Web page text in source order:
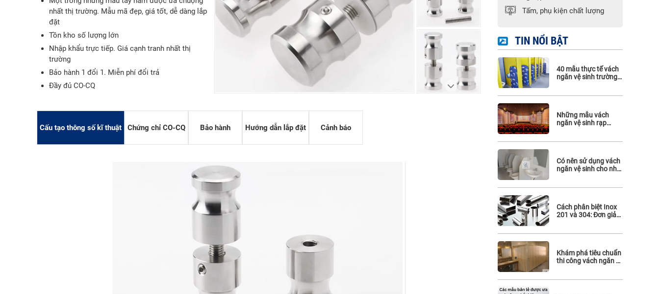
Phụ kiện Hafele
Phụ kiện Maghin
Phụ kiện inox 316
nhất thị trường. Mẫu mã đẹp, giá tốt, dễ dàng lắp
đặt
Tồn kho số lượng lớn
Nhập khẩu trực tiếp. Giá cạnh tranh nhất thị
trường
Bảo hành 1 đổi 1. Miễn phí đổi trả
Đầy đủ CO-CQ
Cấu tạo thông số kĩ thuật Chứng chỉ CO-CQ Bảo hành Hướng dẫn lắp đặt Cảnh báo
Tấm, phụ kiện chất lượng
TIN NỔI BẬT
40 mẫu thực tế vách
ngăn vệ sinh trường
Những mẫu vách
ngăn vệ sinh rạp
Có nên sử dụng vách
ngăn vệ sinh cho nhà
Cách phân biệt Inox
201 và 304: Đơn giản,
Khám phá tiêu chuẩn
thi công vách ngăn vệ